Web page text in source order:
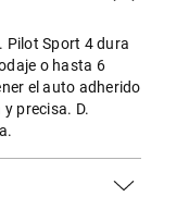
Pilot Sport 4 dura
o hasta 6
el auto adherido
precisa. D.